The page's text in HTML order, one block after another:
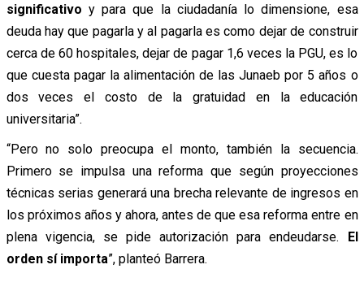
significativo y para que la ciudadanía lo dimensione, esa
deuda hay que pagarla y al pagarla es como dejar de construir
cerca de 60 hospitales, dejar de pagar 1,6 veces la PGU, es lo
que cuesta pagar la alimentación de las Junaeb por 5 años o
dos veces el costo de la gratuidad en la educación
universitaria”.
“Pero no solo preocupa el monto, también la secuencia.
Primero se impulsa una reforma que según proyecciones
técnicas serias generará una brecha relevante de ingresos en
los próximos años y ahora, antes de que esa reforma entre en
plena vigencia, se pide autorización para endeudarse. El
orden sí importa”, planteó Barrera.